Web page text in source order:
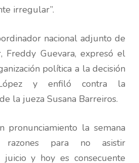
irregular”.
nacional adjunto de
Freddy Guevara, expresó el
política a la decisión
y enfiló contra la
la jueza Susana Barreiros.
pronunciamiento la semana
razones para no asistir
y hoy es consecuente